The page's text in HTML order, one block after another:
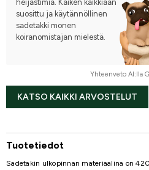
heijastimia. Kaiken kaikkiaan
suosittu ja käytännöllinen
sadetakki monen
koiranomistajan mielestä.
Yhteenveto AI:lla
KATSO KAIKKI ARVOSTELUT
Tuotetiedot
Sadetakin ulkopinnan materiaalina on